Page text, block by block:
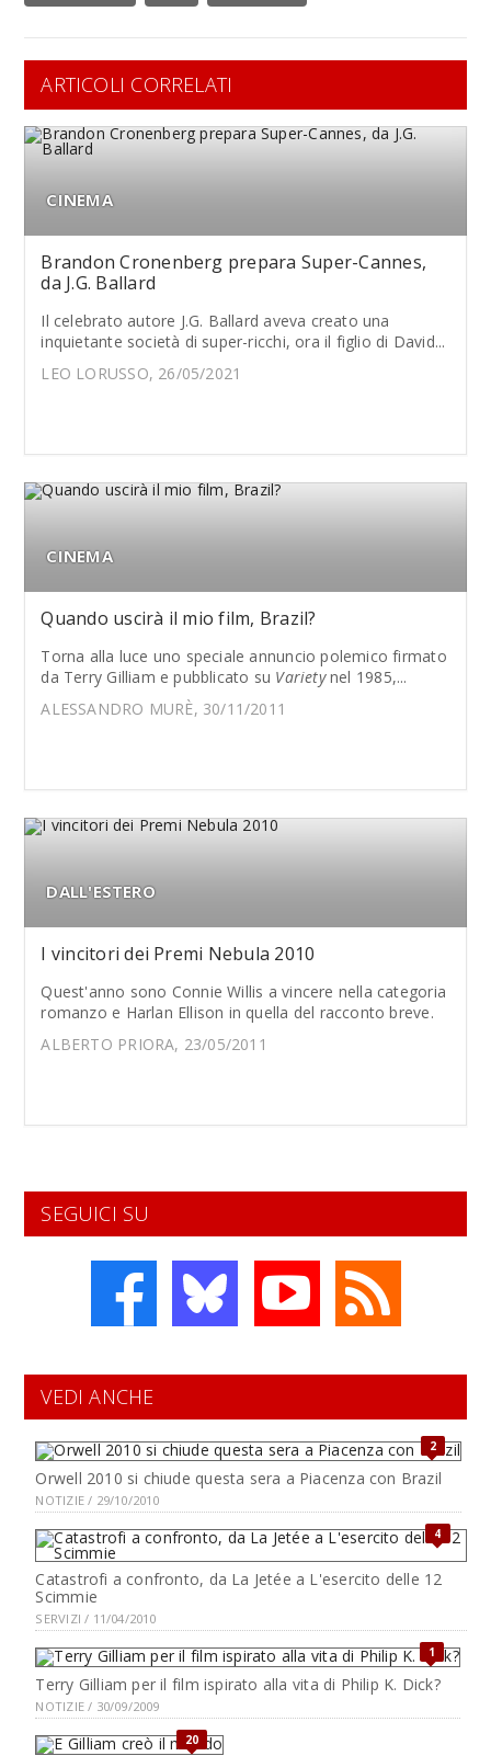
ARTICOLI CORRELATI
CINEMA
Brandon Cronenberg prepara Super-Cannes,
da J.G. Ballard
Il celebrato autore J.G. Ballard aveva creato una
inquietante società di super-ricchi, ora il figlio di David...
LEO LORUSSO, 26/05/2021
CINEMA
Quando uscirà il mio film, Brazil?
Torna alla luce uno speciale annuncio polemico firmato
da Terry Gilliam e pubblicato su Varietynel 1985,...
ALESSANDRO MURÈ, 30/11/2011
DALL'ESTERO
I vincitori dei Premi Nebula 2010
Quest'anno sono Connie Willis a vincere nella categoria
romanzo e Harlan Ellison in quella del racconto breve.
ALBERTO PRIORA, 23/05/2011
SEGUICI SU
VEDI ANCHE
2
Orwell 2010 si chiude questa sera a Piacenza con Brazil
NOTIZIE / 29/10/2010
4
Catastrofi a confronto, da La Jetée a L'esercito delle 12
Scimmie
SERVIZI / 11/04/2010
1
Terry Gilliam per il film ispirato alla vita di Philip K. Dick?
NOTIZIE / 30/09/2009
20